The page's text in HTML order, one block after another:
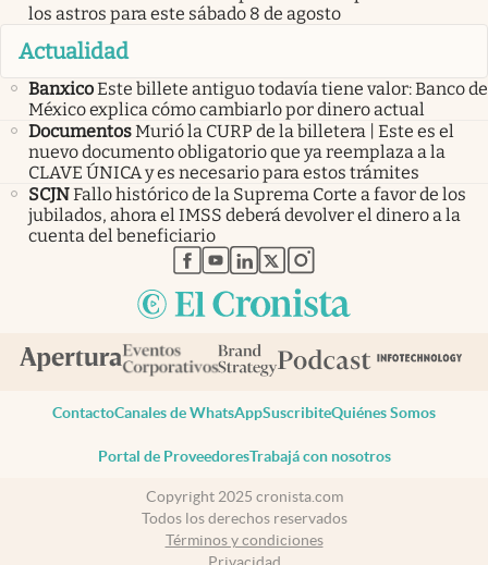
los astros para este sábado 8 de agosto
Actualidad
BanxicoEste billete antiguo todavía tiene valor: Banco de
México explica cómo cambiarlo por dinero actual
DocumentosMurió la CURP de la billetera | Este es el
nuevo documento obligatorio que ya reemplaza a la
CLAVE ÚNICA y es necesario para estos trámites
SCJNFallo histórico de la Suprema Corte a favor de los
jubilados, ahora el IMSS deberá devolver el dinero a la
cuenta del beneficiario
abre en nueva pestaña
abre en nueva pestaña
abre en nueva pestaña
abre en nueva pestaña
abre en nueva pestaña
ContactoCanales de WhatsAppSuscribiteQuiénes Somos
Portal de ProveedoresTrabajá con nosotros
Copyright 2025 cronista.com
Todos los derechos reservados
Términos y condiciones